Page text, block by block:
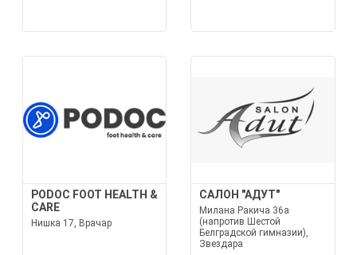
PODOC FOOT HEALTH &
CARE
Нишка 17, Врачар
САЛОН "АДУТ"
Милана Ракича 36а
(напротив Шестой
Белградской гимназии),
Звездара